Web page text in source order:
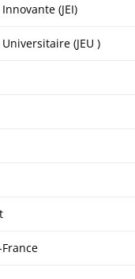
(JEI)
(JEU )